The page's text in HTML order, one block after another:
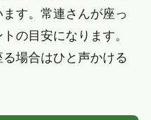
す。常連さんが座っ
の目安になります。
場合はひと声かける